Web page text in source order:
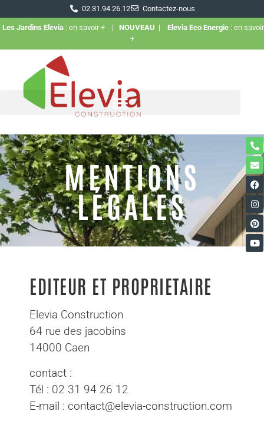
02.31.94.26.12 Contactez-nous
Les Jardins Elevia: en savoir + | NOUVEAU | Elevia Eco Energie: en savoir
+
MENTIONS
LÉGALES
EDITEUR ET PROPRIETAIRE
Elevia Construction
64 rue des jacobins
14000 Caen
contact :
Tél : 02 31 94 26 12
E-mail : contact@elevia-construction.com